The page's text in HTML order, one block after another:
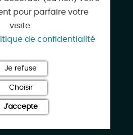
06 56 80 26 41
pour parfaire votre
visite.
de confidentialité
Je refuse
Choisir
J'accepte